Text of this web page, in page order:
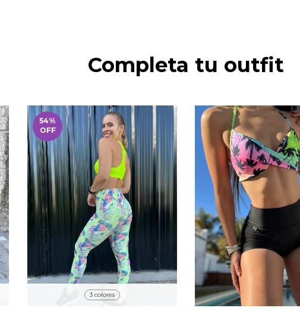
Completa tu outfit
54%
OFF
3 colores